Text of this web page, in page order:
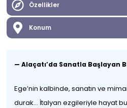
Özellikler
Konum
— Alaçatı’da Sanatla Başlayan
Ege’nin kalbinde, sanatın ve
durak… İtalyan ezgileriyle hayat